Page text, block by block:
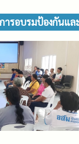
การอบรมป้องกันแ